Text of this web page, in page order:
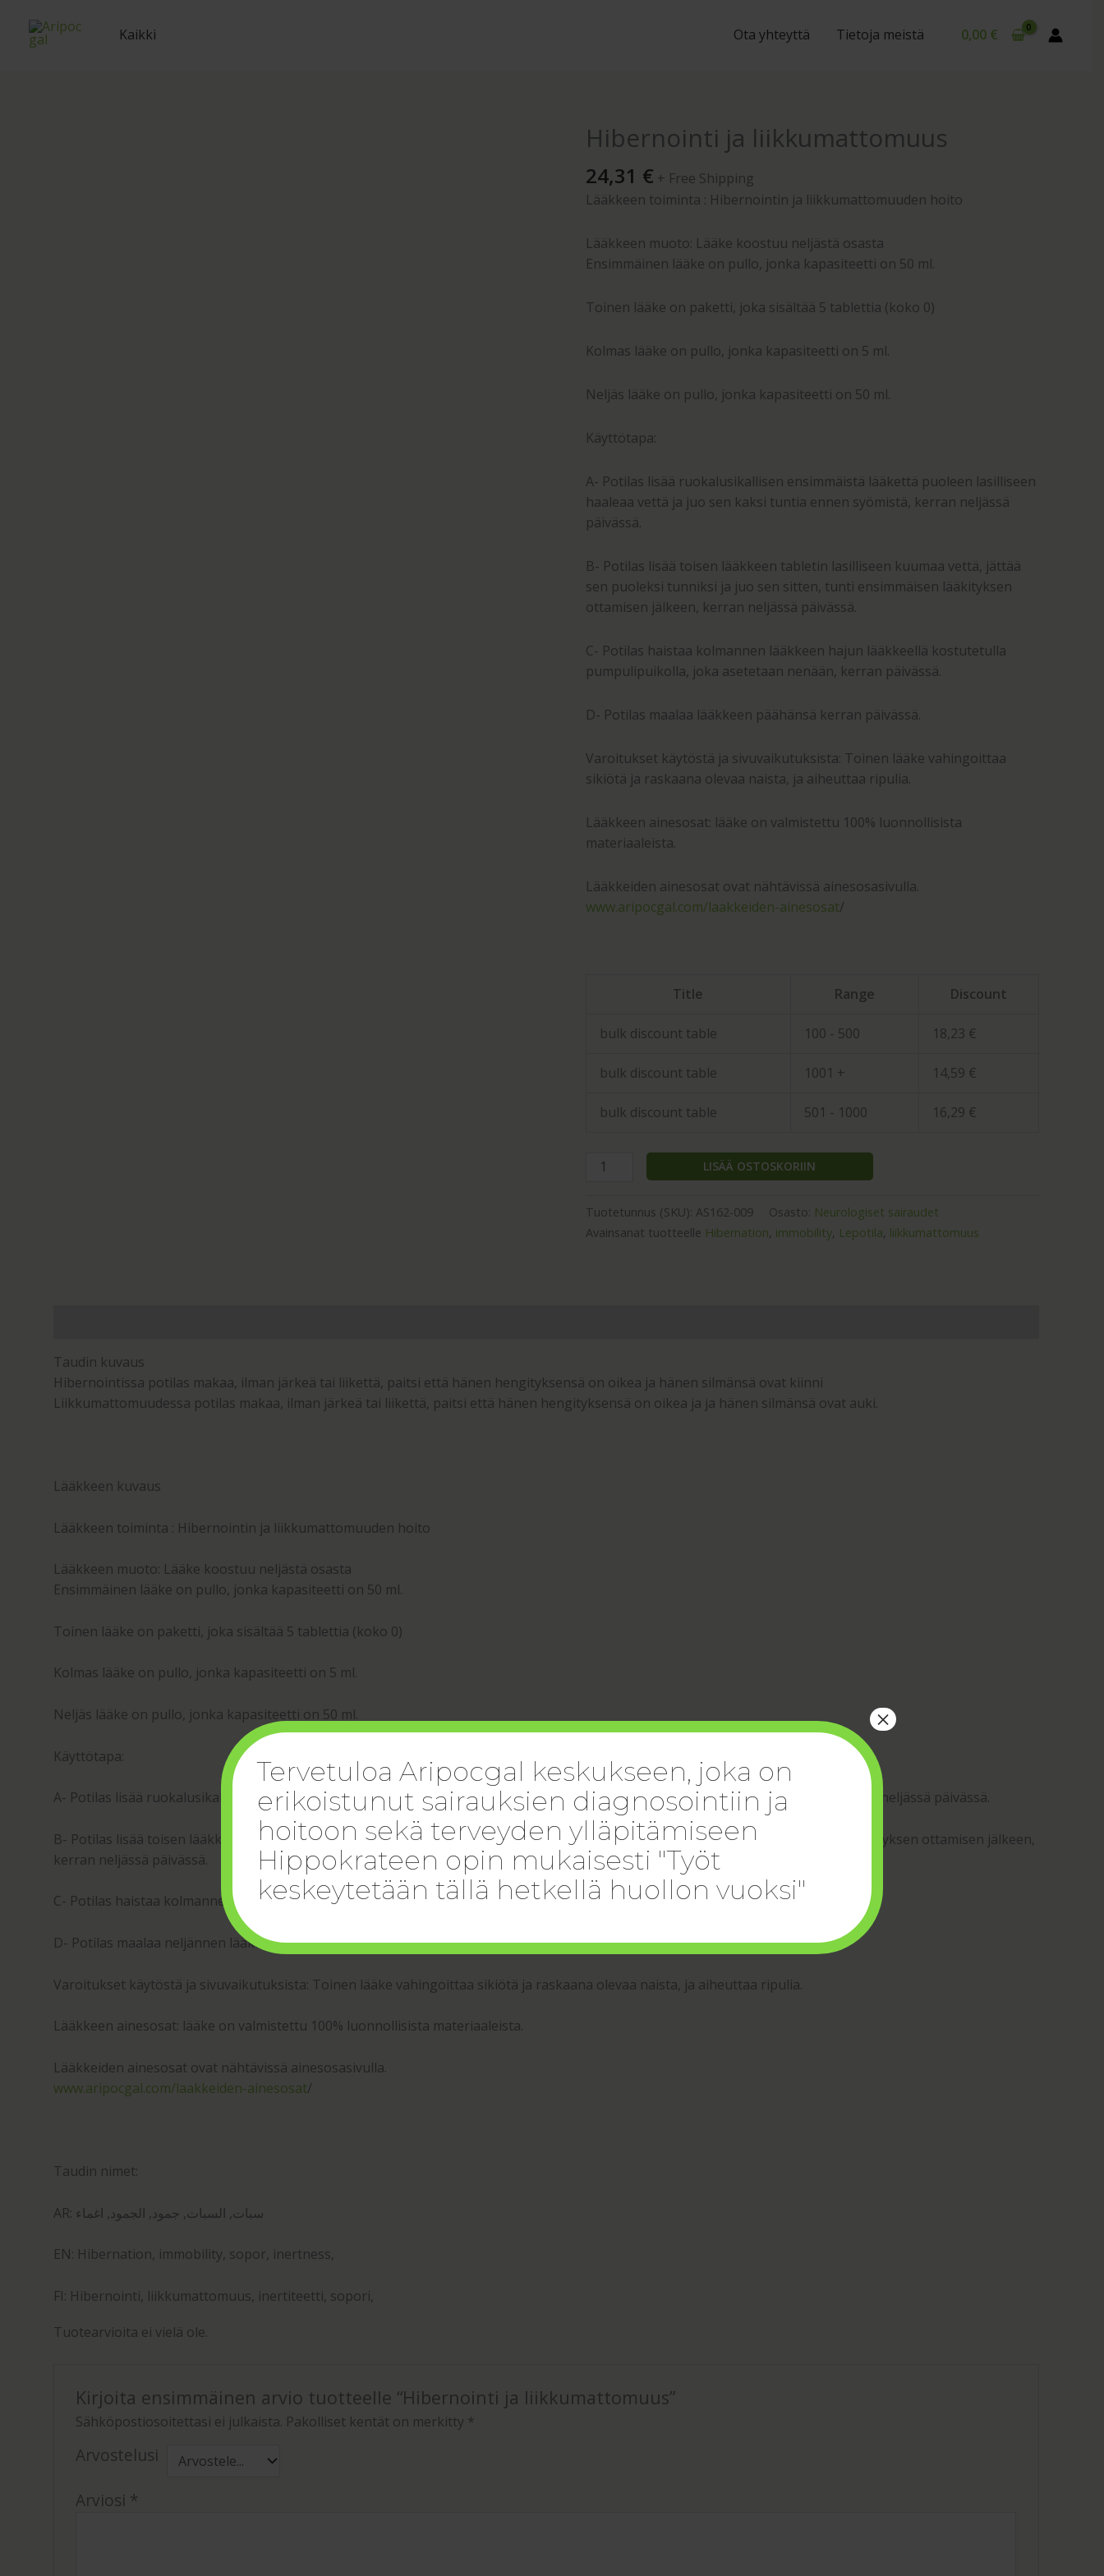
sisältöön
Kaikki Ota yhteyttä Tietoja meistä 0,00 €
Hibernointi ja liikkumattomuus
24,31 € + Free Shipping
Lääkkeen toiminta : Hibernointin ja liikkumattomuuden hoito
Lääkkeen muoto: Lääke koostuu neljästä osasta
Ensimmäinen lääke on pullo, jonka kapasiteetti on 50 ml.
Toinen lääke on paketti, joka sisältää 5 tablettia (koko 0)
Kolmas lääke on pullo, jonka kapasiteetti on 5 ml.
Neljäs lääke on pullo, jonka kapasiteetti on 50 ml.
Käyttötapa:
A- Potilas lisää ruokalusikallisen ensimmäistä lääkettä puoleen lasilliseen
haaleaa vettä ja juo sen kaksi tuntia ennen syömistä, kerran neljässä
päivässä.
B- Potilas lisää toisen lääkkeen tabletin lasilliseen kuumaa vettä, jättää
sen puoleksi tunniksi ja juo sen sitten, tunti ensimmäisen lääkityksen
ottamisen jälkeen, kerran neljässä päivässä.
C- Potilas haistaa kolmannen lääkkeen hajun lääkkeellä kostutetulla
pumpulipuikolla, joka asetetaan nenään, kerran päivässä.
D- Potilas maalaa lääkkeen päähänsä kerran päivässä.
Varoitukset käytöstä ja sivuvaikutuksista: Toinen lääke vahingoittaa
sikiötä ja raskaana olevaa naista, ja aiheuttaa ripulia.
Lääkkeen ainesosat: lääke on valmistettu 100% luonnollisista
materiaaleista.
Lääkkeiden ainesosat ovat nähtävissä ainesosasivulla.
www.aripocgal.com/laakkeiden-ainesosat/
Title Range Discount
bulk discount table 100 - 500 18,23 €
bulk discount table 1001 + 14,59 €
bulk discount table 501 - 1000 16,29 €
Hibernointi
ja
liikkumattomuus
määrä
LISÄÄ OSTOSKORIIN
Tuotetunnus (SKU): AS162-009 Osasto: Neurologiset sairaudet
Avainsanat tuotteelle Hibernation, immobility, Lepotila, liikkumattomuus
Taudin kuvaus
Hibernointissa potilas makaa, ilman järkeä tai liikettä, paitsi että hänen hengityksensä on oikea ja hänen silmänsä ovat kiinni
Liikkumattomuudessa potilas makaa, ilman järkeä tai liikettä, paitsi että hänen hengityksensä on oikea ja ja hänen silmänsä ovat auki.
Lääkkeen kuvaus
Lääkkeen toiminta : Hibernointin ja liikkumattomuuden hoito
Lääkkeen muoto: Lääke koostuu neljästä osasta
Ensimmäinen lääke on pullo, jonka kapasiteetti on 50 ml.
Toinen lääke on paketti, joka sisältää 5 tablettia (koko 0)
Kolmas lääke on pullo, jonka kapasiteetti on 5 ml.
Neljäs lääke on pullo, jonka kapasiteetti on 50 ml.
Käyttötapa:
A- Potilas lisää ruokalusikallisen ensimmäistä lääkettä puoleen lasilliseen haaleaa vettä ja juo sen kaksi tuntia ennen syömistä, kerran neljässä päivässä.
B- Potilas lisää toisen lääkkeen tabletin lasilliseen kuumaa vettä, jättää sen puoleksi tunniksi ja juo sen sitten, tunti ensimmäisen lääkityksen ottamisen jälkeen,
kerran neljässä päivässä.
C- Potilas haistaa kolmannen lääkkeen hajun lääkkeellä kostutetulla pumpulipuikolla, joka asetetaan nenään, kerran päivässä.
D- Potilas maalaa neljännen lääkkeen päähänsä kerran päivässä.
Varoitukset käytöstä ja sivuvaikutuksista: Toinen lääke vahingoittaa sikiötä ja raskaana olevaa naista, ja aiheuttaa ripulia.
Lääkkeen ainesosat: lääke on valmistettu 100% luonnollisista materiaaleista.
Lääkkeiden ainesosat ovat nähtävissä ainesosasivulla.
www.aripocgal.com/laakkeiden-ainesosat/
Taudin nimet:
AR: سبات, السبات, جمود, الجمود, اغماء
EN: Hibernation, immobility, sopor, inertness,
FI: Hibernointi, liikkumattomuus, inertiteetti, sopori,
Tuotearvioita ei vielä ole.
Kirjoita ensimmäinen arvio tuotteelle “Hibernointi ja liikkumattomuus”
Sähköpostiosoitettasi ei julkaista. Pakolliset kentät on merkitty *
Arvostelusi
Arviosi *
Tervetuloa Aripocgal keskukseen, joka on
erikoistunut sairauksien diagnosointiin ja
hoitoon sekä terveyden ylläpitämiseen
Hippokrateen opin mukaisesti "Työt
keskeytetään tällä hetkellä huollon vuoksi"
×